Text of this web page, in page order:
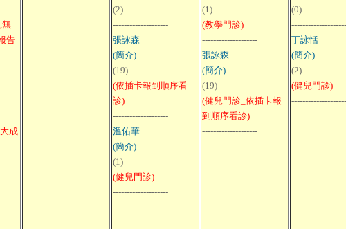
無
告
成
(2)
--------------------
張詠森
(簡介)
(19)
(依插卡報到順序看
診)
--------------------
溫佑華
(簡介)
(1)
(健兒門診)
--------------------
(1)
(教學門診)
--------------------
張詠森
(簡介)
(19)
(健兒門診_依插卡報
到順序看診)
--------------------
(0)
--------------------
丁詠恬
(簡介)
(2)
(健兒門診)
--------------------